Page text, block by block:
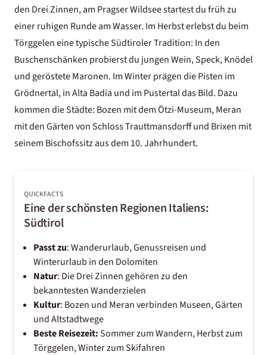
den Drei Zinnen, am Pragser Wildsee startest du früh zu
einer ruhigen Runde am Wasser. Im Herbst erlebst du beim
Törggeleneine typische Südtiroler Tradition: In den
Buschenschänken probierst du jungen Wein, Speck, Knödel
und geröstete Maronen. Im Winter prägen die Pisten im
Grödnertal, in Alta Badia und im Pustertal das Bild. Dazu
kommen die Städte: Bozen mit dem Ötzi-Museum,Meran
mit den Gärten von Schloss Trauttmansdorff und Brixen mit
seinem Bischofssitz aus dem 10. Jahrhundert.
QUICKFACTS
Eine der schönsten Regionen Italiens:
Südtirol
Passt zu: Wanderurlaub, Genussreisen und
Winterurlaub in den Dolomiten
Natur: Die Drei Zinnen gehören zu den
bekanntesten Wanderzielen
Kultur: Bozen und Meran verbinden Museen, Gärten
und Altstadtwege
Beste Reisezeit:Sommer zum Wandern, Herbst zum
Törggelen, Winter zum Skifahren